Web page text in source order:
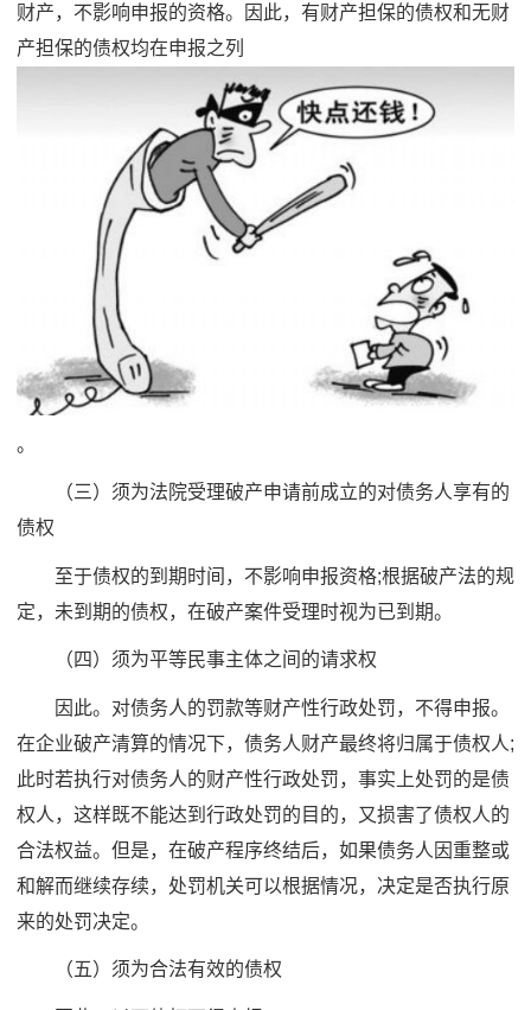
财产，不影响申报的资格。因此，有财产担保的债权和无财
产担保的债权均在申报之列
。
（三）须为法院受理破产申请前成立的对债务人享有的
债权
至于债权的到期时间，不影响申报资格;根据破产法的规
定，未到期的债权，在破产案件受理时视为已到期。
（四）须为平等民事主体之间的请求权
因此。对债务人的罚款等财产性行政处罚，不得申报。
在企业破产清算的情况下，债务人财产最终将归属于债权人;
此时若执行对债务人的财产性行政处罚，事实上处罚的是债
权人，这样既不能达到行政处罚的目的，又损害了债权人的
合法权益。但是，在破产程序终结后，如果债务人因重整或
和解而继续存续，处罚机关可以根据情况，决定是否执行原
来的处罚决定。
（五）须为合法有效的债权